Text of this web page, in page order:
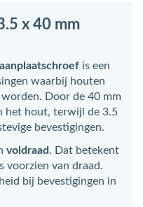
x 40 mm
is een
waarbij houten
Door de 40 mm
het hout, terwijl de 3.5
bevestigingen.
voldraad . Dat betekent
voorzien van draad.
bij bevestigingen in